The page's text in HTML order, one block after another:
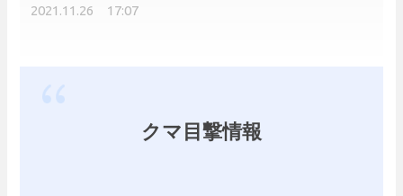
2021.11.26 17:07
クマ目撃情報